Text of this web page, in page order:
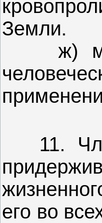
Земли.
ж)
11.
его во